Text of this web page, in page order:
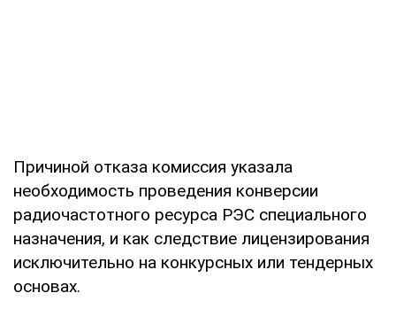
Причиной отказа комиссия указала
необходимость проведения конверсии
радиочастотного ресурса РЭС специального
назначения, и как следствие лицензирования
исключительно на конкурсных или тендерных
основах.